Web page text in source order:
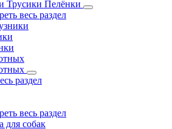
Трусики Пелёнки
весь раздел
раздел
весь раздел
для собак